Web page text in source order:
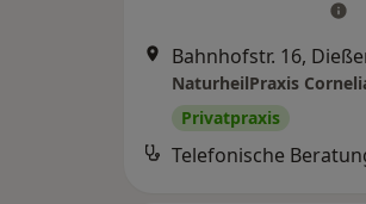
Bahnhofstr. 16,
NaturheilPraxis
Privatpraxis
Telefonische